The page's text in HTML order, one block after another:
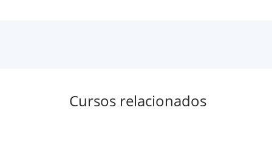
Cursos relacionados